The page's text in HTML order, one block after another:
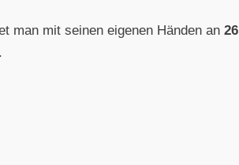
man mit seinen eigenen Händen an26